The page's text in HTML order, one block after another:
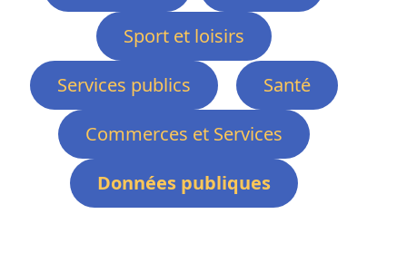
Sport et loisirs
Services publics
Santé
Commerces et Services
Données publiques